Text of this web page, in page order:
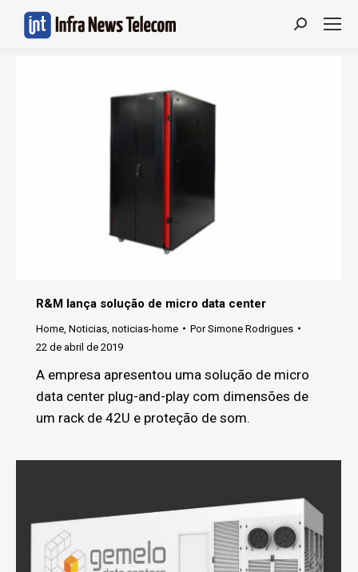
Search:
R&M lança solução de micro data center
Home Noticias noticias-home PorSimone Rodrigues
22 de abril de 2019
A empresa apresentou uma solução de micro
data center plug-and-play com dimensões de
um rack de 42U e proteção de som.